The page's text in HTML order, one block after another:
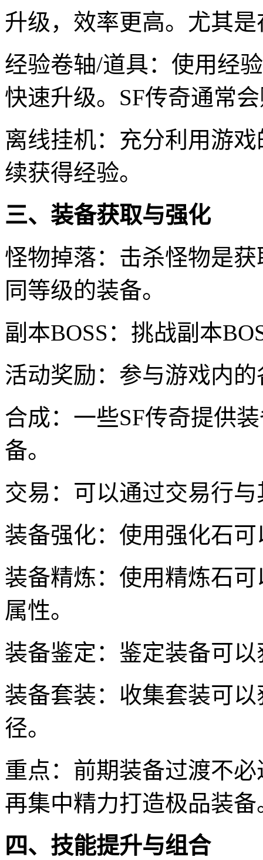
升级，效率更高。尤其
经验卷轴/道具：使用经
快速升级。SF传奇通常
离线挂机：充分利用游
续获得经验。
三、装备获取与强化
怪物掉落：击杀怪物是
同等级的装备。
副本BOSS：挑战副本
活动奖励：参与游戏内
合成：一些SF传奇提供
备。
交易：可以通过交易行
装备强化：使用强化石
装备精炼：使用精炼石
属性。
装备鉴定：鉴定装备可
装备套装：收集套装可
径。
重点：前期装备过渡不
再集中精力打造极品装备
四、技能提升与组合